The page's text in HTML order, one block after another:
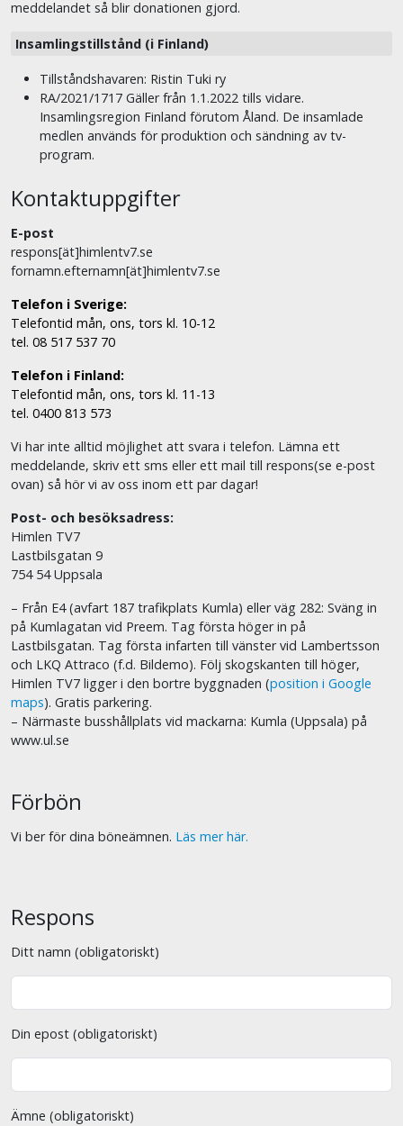
meddelandet så blir donationen gjord.
Insamlingstillstånd (i Finland)
Tillståndshavaren: Ristin Tuki ry
RA/2021/1717 Gäller från 1.1.2022 tills vidare.
Insamlingsregion Finland förutom Åland. De insamlade
medlen används för produktion och sändning av tv-
program.
Kontaktuppgifter
E-post
respons[ät]himlentv7.se
fornamn.efternamn[ät]himlentv7.se
Telefon i Sverige:
Telefontid mån, ons, tors kl. 10-12
tel. 08 517 537 70
Telefon i Finland:
Telefontid mån, ons, tors kl. 11-13
tel. 0400 813 573
Vi har inte alltid möjlighet att svara i telefon. Lämna ett
meddelande, skriv ett sms eller ett mail till respons(se e-post
ovan) så hör vi av oss inom ett par dagar!
Post- och besöksadress:
Himlen TV7
Lastbilsgatan 9
754 54 Uppsala
– Från E4 (avfart 187 trafikplats Kumla) eller väg 282: Sväng in
på Kumlagatan vid Preem. Tag första höger in på
Lastbilsgatan. Tag första infarten till vänster vid Lambertsson
och LKQ Attraco (f.d. Bildemo). Följ skogskanten till höger,
Himlen TV7 ligger i den bortre byggnaden (position i Google
maps). Gratis parkering.
– Närmaste busshållplats vid mackarna: Kumla (Uppsala) på
www.ul.se
Förbön
Vi ber för dina böneämnen. Läs mer här.
Respons
Ditt namn (obligatoriskt)
Din epost (obligatoriskt)
Ämne (obligatoriskt)